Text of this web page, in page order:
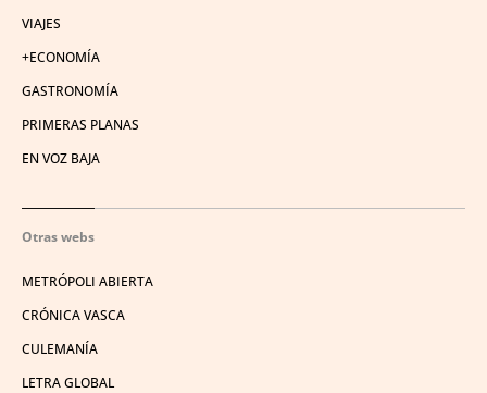
VIAJES
+ECONOMÍA
GASTRONOMÍA
PRIMERAS PLANAS
EN VOZ BAJA
Otras webs
METRÓPOLI ABIERTA
CRÓNICA VASCA
CULEMANÍA
LETRA GLOBAL